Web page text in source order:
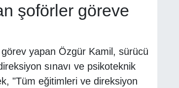
şoförler göreve
yapan Özgür Kamil, sürücü
sınavı ve psikoteknik
"Tüm eğitimleri ve direksiyon